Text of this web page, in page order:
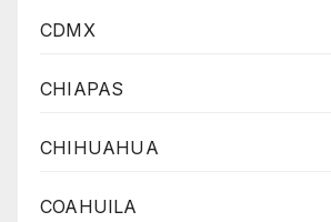
CDMX
CHIAPAS
CHIHUAHUA
COAHUILA